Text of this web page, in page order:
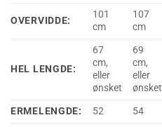
OVERVIDDE:
101
cm
107
cm
HEL LENGDE:
67
cm,
eller
ønsket
69
cm,
eller
ønsket
ERMELENGDE:
52 54